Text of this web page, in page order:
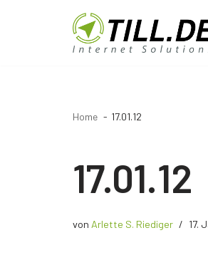
Google Tag Manager
Trainer
Home 17.01.12
17.01.12
von Arlette S. Riediger 17.